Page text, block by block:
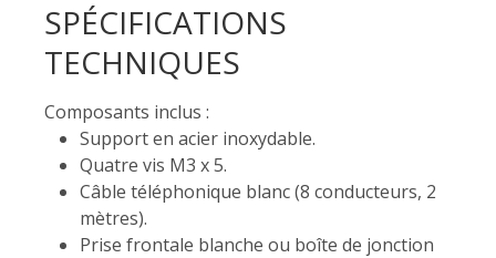
SPÉCIFICATIONS
TECHNIQUES
Composants inclus :
Support en acier inoxydable.
Quatre vis M3 x 5.
Câble téléphonique blanc (8 conducteurs, 2
mètres).
Prise frontale blanche ou boîte de jonction